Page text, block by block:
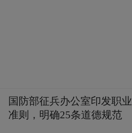
国防部征兵办公室印发职业
准则，明确25条道德规范